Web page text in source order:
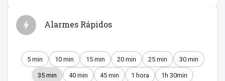
Alarmes Rápidos
5 min 10 min 15 min 20 min 25 min 30 min
35 min 40 min 45 min 1 hora 1h 30min